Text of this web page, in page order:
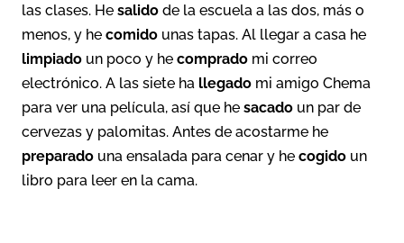
las clases. He salido de la escuela a las dos, más o
menos, y he comido unas tapas. Al llegar a casa he
limpiado un poco y he comprado mi correo
electrónico. A las siete ha llegado mi amigo Chema
para ver una película, así que he sacado un par de
cervezas y palomitas. Antes de acostarme he
preparado una ensalada para cenar y he cogido un
libro para leer en la cama.